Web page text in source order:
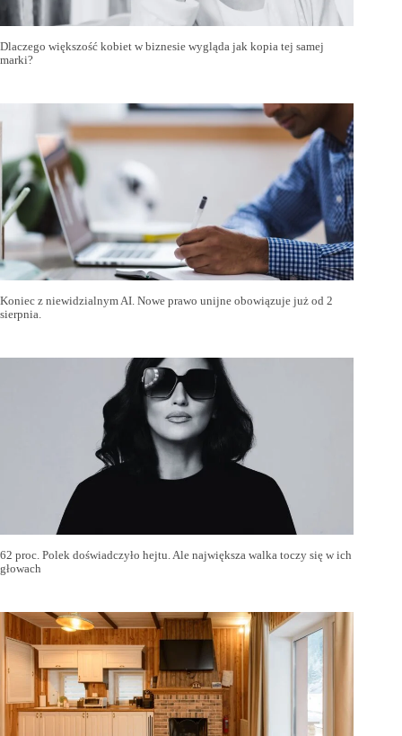
Dlaczego większość kobiet w biznesie wygląda jak kopia tej samej
marki?
Koniec z niewidzialnym AI. Nowe prawo unijne obowiązuje już od 2
sierpnia.
62 proc. Polek doświadczyło hejtu. Ale największa walka toczy się w ich
głowach